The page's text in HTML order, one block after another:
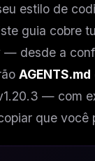
estilo de
guia cobre
— desde a
AGENTS.md
— com
que você